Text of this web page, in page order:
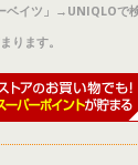
ベイツ」→UNIQLOで
ります。